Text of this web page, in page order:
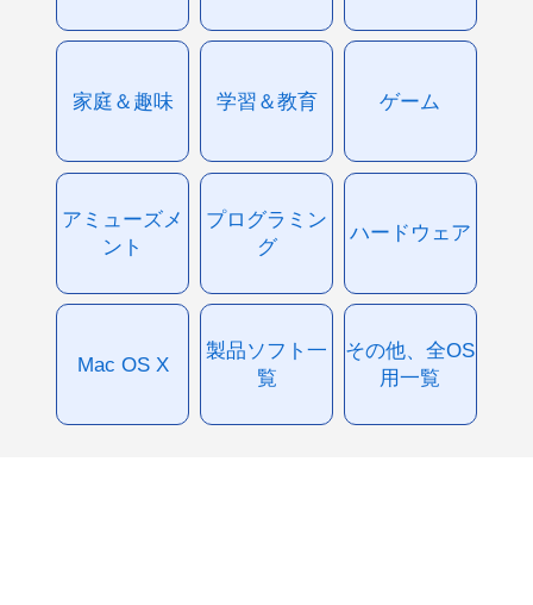
家庭＆趣味 学習＆教育 ゲーム
アミューズメ
ント
プログラミン
グ
ハードウェア
Mac OS X
製品ソフト一
覧
その他、全OS
用一覧